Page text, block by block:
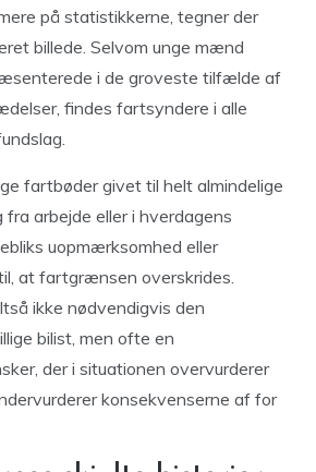
på statistikkerne, tegner der
billede. Selvom unge mænd
i de groveste tilfælde af
findes fartsyndere i alle
fartbøder givet til helt almindelige
fra arbejde eller i hverdagens
uopmærksomhed eller
at fartgrænsen overskrides.
ikke nødvendigvis den
bilist, men ofte en
der i situationen overvurderer
konsekvenserne af for